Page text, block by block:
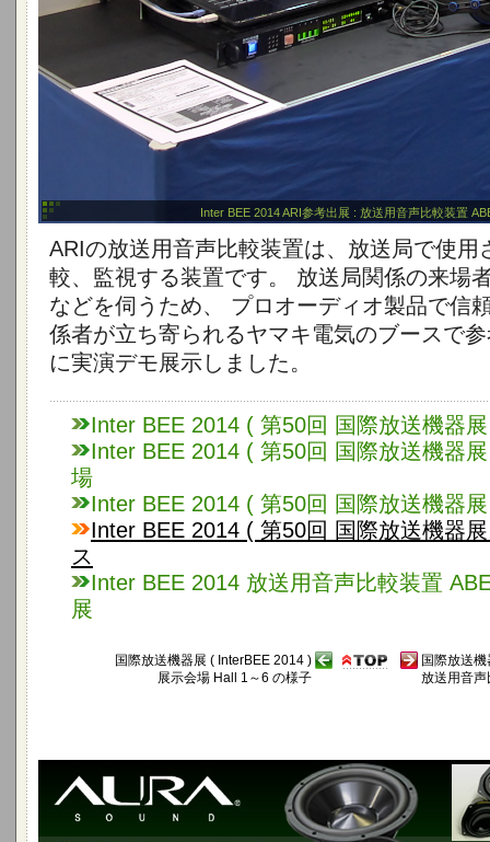
Inter BEE 2014 ARI参考出展 : 放送用音声比較装置
ARIの放送用音声比較装置は、放送局で使用
較、監視する装置です。 放送局関係の来場
などを伺うため、 プロオーディオ製品で信
係者が立ち寄られるヤマキ電気のブースで
に実演デモ展示しました。
Inter BEE 2014 ( 第50回 国際放送機器
Inter BEE 2014 ( 第50回 国際放送機器
場
Inter BEE 2014 ( 第50回 国際放送機器
Inter BEE 2014 ( 第50回 国際放送機器
ス
Inter BEE 2014 放送用音声比較装置
展
国際放送機器展 ( InterBEE 2014 )
展示会場 Hall 1～6 の様子
国際放送
放送用音